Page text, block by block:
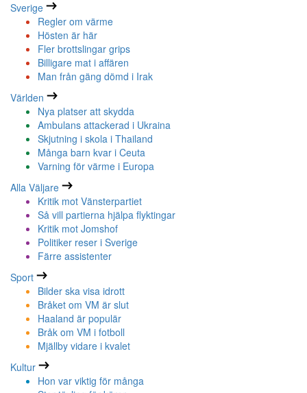
Sverige
Regler om värme
Hösten är här
Fler brottslingar grips
Billigare mat i affären
Man från gäng dömd i Irak
Världen
Nya platser att skydda
Ambulans attackerad i Ukraina
Skjutning i skola i Thailand
Många barn kvar i Ceuta
Varning för värme i Europa
Alla Väljare
Kritik mot Vänsterpartiet
Så vill partierna hjälpa flyktingar
Kritik mot Jomshof
Politiker reser i Sverige
Färre assistenter
Sport
Bilder ska visa idrott
Bråket om VM är slut
Haaland är populär
Bråk om VM i fotboll
Mjällby vidare i kvalet
Kultur
Hon var viktig för många